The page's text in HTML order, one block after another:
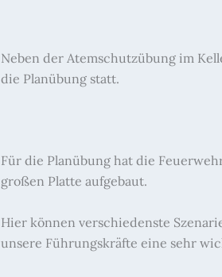
Neben der Atemschutzübung im
die Planübung statt.
Für die Planübung hat die
großen Platte aufgebaut.
Hier können verschiedenste
unsere Führungskräfte eine sehr